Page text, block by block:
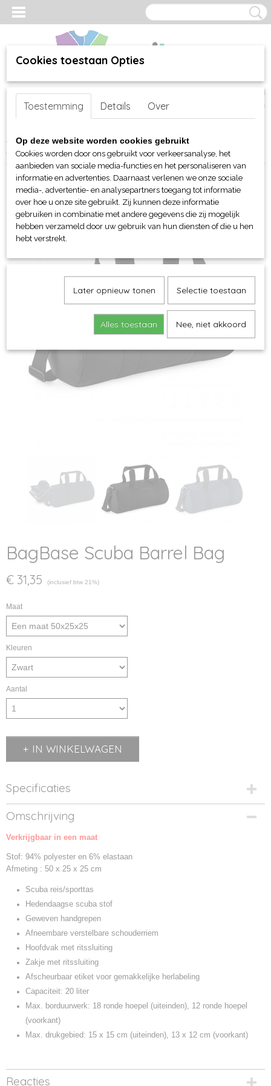
Inloggen Registreren
(0)
Home >webshop>Per merk >BagBase - tassen
BagBase Scuba Barrel Bag
BagBase Scuba Barrel Bag
€ 31,35 (inclusief btw 21%)
Maat
Kleuren
Aantal
IN WINKELWAGEN
Specificaties
Productcode
BG166-1
Productcode leverancier
Omschrijving
Verkrijgbaar in een maat
Stof: 94% polyester en 6% elastaan
Afmeting : 50 x 25 x 25 cm
Scuba reis/sporttas
Hedendaagse scuba stof
Geweven handgrepen
Afneembare verstelbare schouderriem
Hoofdvak met ritssluiting
Zakje met ritssluiting
Afscheurbaar etiket voor gemakkelijke herlabeling
Capaciteit: 20 liter
Max. borduurwerk: 18 ronde hoepel (uiteinden), 12 ronde hoepel
(voorkant)
Max. drukgebied: 15 x 15 cm (uiteinden), 13 x 12 cm (voorkant)
Reacties
Cookies toestaan Opties
Toestemming Details Over
Op deze website worden cookies gebruikt
Cookies worden door ons gebruikt voor verkeersanalyse, het
aanbieden van sociale media-functies en het personaliseren van
informatie en advertenties. Daarnaast verlenen we onze sociale
media-, advertentie- en analysepartners toegang tot informatie
over hoe u onze site gebruikt. Zij kunnen deze informatie
gebruiken in combinatie met andere gegevens die zij mogelijk
hebben verzameld door uw gebruik van hun diensten of die u hen
hebt verstrekt.
Later opnieuw tonen Selectie toestaan
Alles toestaan Nee, niet akkoord